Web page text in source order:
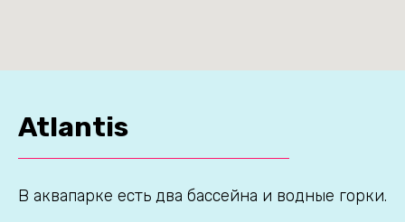
Atlantis
В аквапарке есть два бассейна и водные горки.